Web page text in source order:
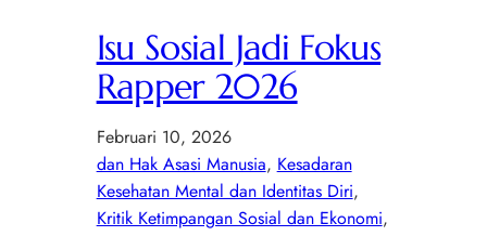
Isu Sosial Jadi Fokus
Rapper 2026
Februari 10, 2026
dan Hak Asasi Manusia, Kesadaran
Kesehatan Mental dan Identitas Diri
Kritik Ketimpangan Sosial dan Ekonomi